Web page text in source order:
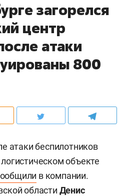
загорелся
центр
атаки
800
атаки беспилотников
объекте
в компании.
области Денис